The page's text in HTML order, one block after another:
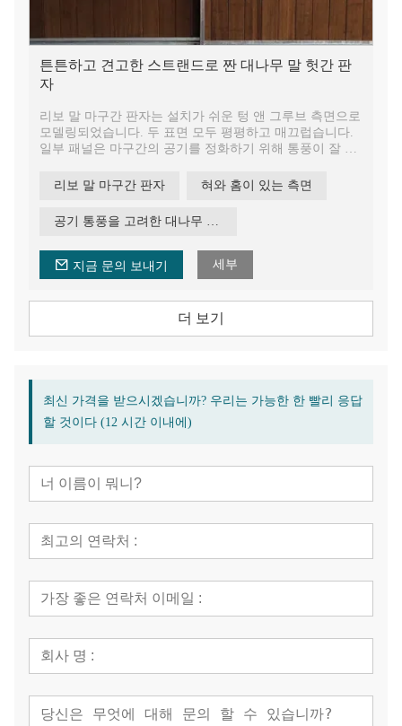
튼튼하고 견고한 스트랜드로 짠 대나무 말 헛간 판
자
리보 말 마구간 판자는 설치가 쉬운 텅 앤 그루브 측면으로
모델링되었습니다. 두 표면 모두 평평하고 매끄럽습니다.
일부 패널은 마구간의 공기를 정화하기 위해 통풍이 잘 되
오일 마감 및 대나무 질감으로 대나무 판자는 자연스럽고
대나무 말 헛간 판자는 매우 강하고 튼튼한 것으로 입증되
었습니다. 리보 대나무 패널은 화재 등급 B에 대한 반응을
화 성능은 일반 목재, 합판 등보다 훨씬 뛰어납니다.
리보 말 마구간 판자 혀와 홈이 있는 측면
공기 통풍을 고려한 대나무 패널
지금 문의 보내기 세부
더 보기
최신 가격을 받으시겠습니까? 우리는 가능한 한 빨리 응답
할 것이다 (12 시간 이내에)